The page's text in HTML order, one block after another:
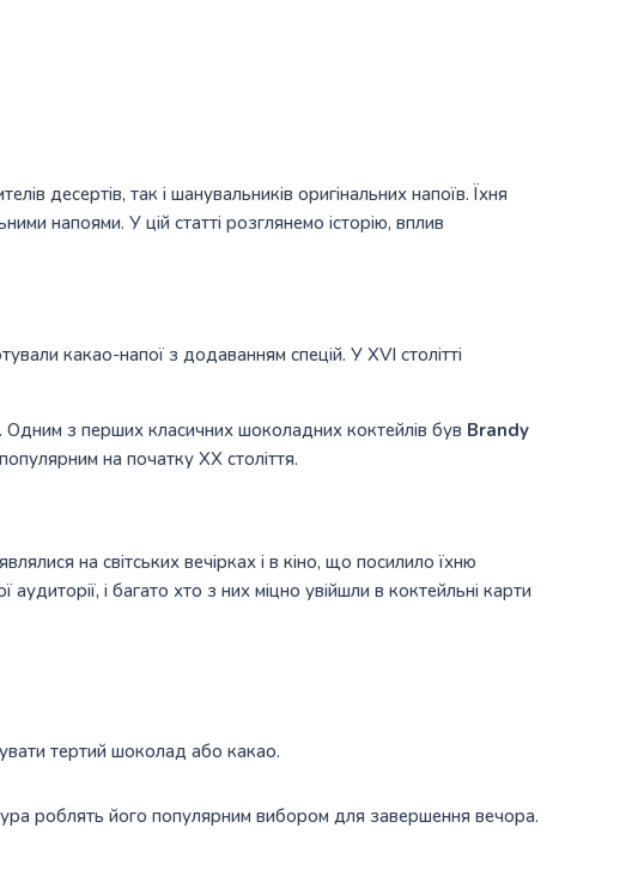
десертів, так і шанувальників оригінальних напоїв. Їхня
напоями. У цій статті розглянемо історію, вплив
какао-напої з додаванням спецій. У XVI столітті
Одним з перших класичних шоколадних коктейлів був Brandy
на початку XX століття.
на світських вечірках і в кіно, що посилило їхню
і багато хто з них міцно увійшли в коктейльні карти
тертий шоколад або какао.
роблять його популярним вибором для завершення вечора.